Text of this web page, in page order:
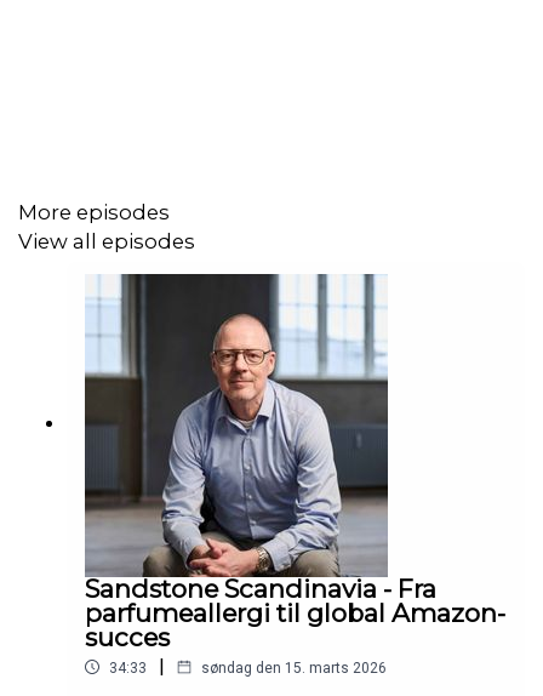
Links:
(podcast app)🙏 Gratis i 30 dage. Ingen binding.
Løvesnak
Podhero
More episodes
View all episodes
Sandstone Scandinavia - Fra
parfumeallergi til global Amazon-
succes
34:33 | søndag den 15. marts 2026